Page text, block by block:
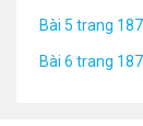
Bài 5 trang
Bài 6 trang